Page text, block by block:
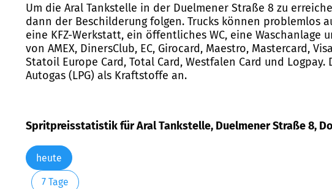
Um die Aral Tankstelle in der Duelmener Straße 8 zu
dann der Beschilderung folgen. Trucks können problemlos
eine KFZ-Werkstatt, ein öffentliches WC, eine Waschanlage
von AMEX, DinersClub, EC, Girocard, Maestro, Mastercard,
Statoil Europe Card, Total Card, Westfalen Card und
Autogas (LPG) als Kraftstoffe an.
Spritpreisstatistik für Aral Tankstelle, Duelmener Straße 8,
heute
7 Tage